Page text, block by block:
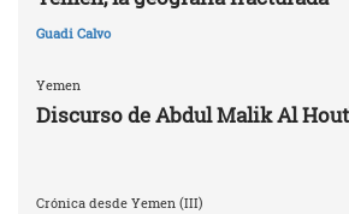
Guadi Calvo
Yemen
Discurso de Abdul Malik Al
Crónica desde Yemen (III)